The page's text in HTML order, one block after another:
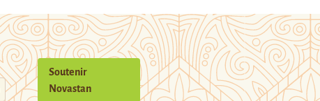
Soutenir
Novastan